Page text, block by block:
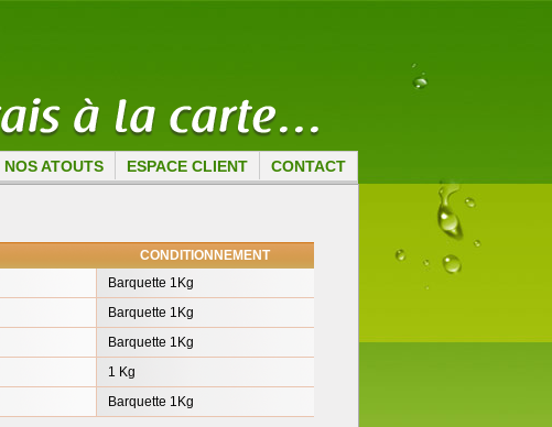
NOS ATOUTS ESPACE CLIENT CONTACT
CONDITIONNEMENT
Barquette 1Kg
Barquette 1Kg
Barquette 1Kg
1 Kg
Barquette 1Kg